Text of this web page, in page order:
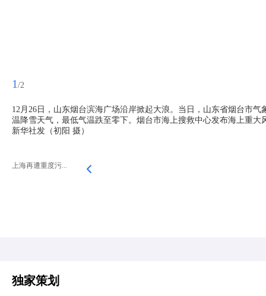
1 /2
12月26日，山东烟台滨海广场沿岸掀起大浪。当日，山东省烟台市
温降雪天气，最低气温跌至零下。烟台市海上搜救中心发布海上重
新华社发（初阳 摄）
上海再遭重度污...
独家策划